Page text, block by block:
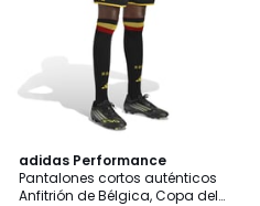
adidas Performance
Pantalones cortos auténticos
Anfitrión de Bélgica, Copa del